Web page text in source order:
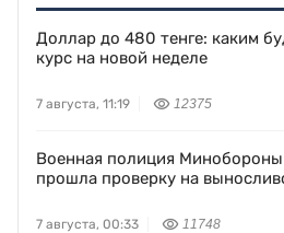
Доллар до 480 тенге: каким
курс на новой неделе
7 августа, 11:19 12375
Военная полиция Минобороны
прошла проверку на
7 августа, 00:33 11748